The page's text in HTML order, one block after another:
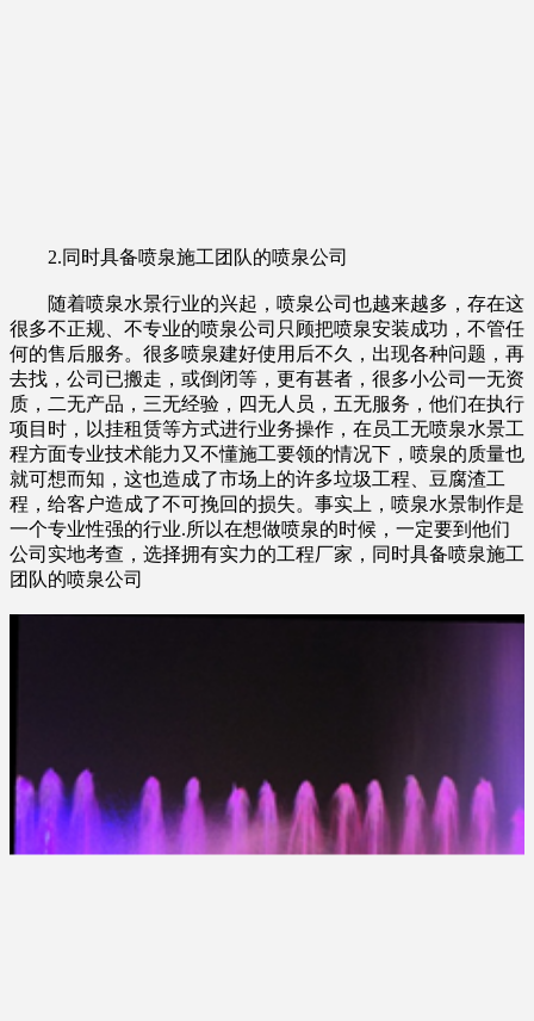
2.同时具备喷泉施工团队的喷泉公司
随着喷泉水景行业的兴起，喷泉公司也越来越多，存在这
很多不正规、不专业的喷泉公司只顾把喷泉安装成功，不管任
何的售后服务。很多喷泉建好使用后不久，出现各种问题，再
去找，公司已搬走，或倒闭等，更有甚者，很多小公司一无资
质，二无产品，三无经验，四无人员，五无服务，他们在执行
项目时，以挂租赁等方式进行业务操作，在员工无喷泉水景工
程方面专业技术能力又不懂施工要领的情况下，喷泉的质量也
就可想而知，这也造成了市场上的许多垃圾工程、豆腐渣工
程，给客户造成了不可挽回的损失。事实上，喷泉水景制作是
一个专业性强的行业.所以在想做喷泉的时候，一定要到他们
公司实地考查，选择拥有实力的工程厂家，同时具备喷泉施工
团队的喷泉公司